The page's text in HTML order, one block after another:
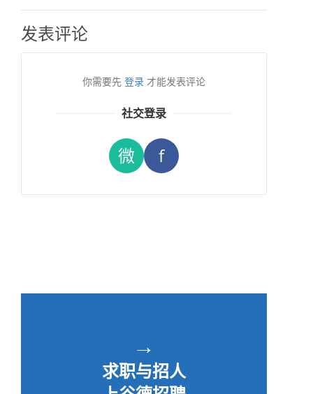
发表评论
你需要先 登录 才能发表评论
社交登录
微 f
→
求职与招人